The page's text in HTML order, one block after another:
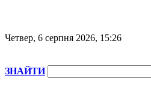
Четвер, 6 серпня 2026, 15:26
ЗНАЙТИ